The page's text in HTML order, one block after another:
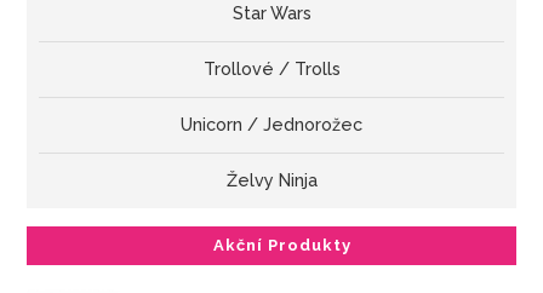
Star Wars
Trollové / Trolls
Unicorn / Jednorožec
Želvy Ninja
Akční Produkty